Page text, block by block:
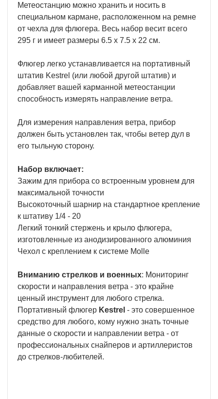
Метеостанцию можно хранить и носить в
специальном кармане, расположенном на ремне
от чехла для флюгера. Весь набор весит всего
295 г и имеет размеры 6.5 x 7.5 x 22 см.
Флюгер легко устанавливается на портативный
штатив Kestrel (или любой другой штатив) и
добавляет вашей карманной метеостанции
способность измерять направление ветра.
Для измерения направления ветра, прибор
должен быть установлен так, чтобы ветер дул в
его тыльную сторону.
Набор включает:
Зажим для прибора со встроенным уровнем для
максимальной точности
Высокоточный шарнир на стандартное крепление
к штативу 1/4 - 20
Легкий тонкий стержень и крыло флюгера,
изготовленные из анодизированного алюминия
Чехол с креплением к системе Molle
Вниманию стрелков и военных: Мониторинг
скорости и направления ветра - это крайне
ценный инструмент для любого стрелка.
Портативный флюгер Kestrel - это совершенное
средство для любого, кому нужно знать точные
данные о скорости и направлении ветра - от
профессиональных снайперов и артиллеристов
до стрелков-любителей.